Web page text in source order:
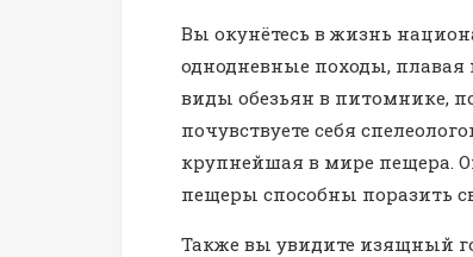
Вы окунётесь в жизнь
однодневные походы, плавая
виды обезьян в питомнике,
почувствуете себя
крупнейшая в мире пещера.
пещеры способны поразить
Также вы увидите изящный